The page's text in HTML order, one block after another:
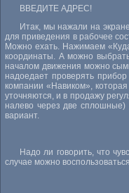
ВВЕДИТЕ АДРЕС!
Итак, мы нажали на
для приведения в рабочее
Можно ехать. Нажимаем
координаты. А можно
началом движения можно
надоедает проверять
компании «Навиком»,
уточняются, и в продажу
налево через две сплошные)
вариант.
Надо ли говорить, что
случае можно